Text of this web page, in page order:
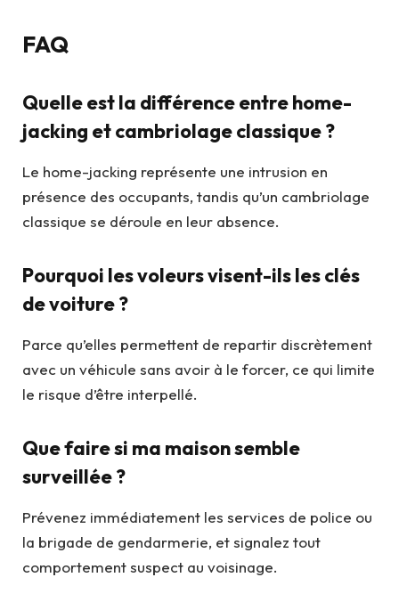
FAQ
Quelle est la différence entre home-
jacking et cambriolage classique ?
Le home-jacking représente une intrusion en
présence des occupants, tandis qu’un cambriolage
classique se déroule en leur absence.
Pourquoi les voleurs visent-ils les clés
de voiture ?
Parce qu’elles permettent de repartir discrètement
avec un véhicule sans avoir à le forcer, ce qui limite
le risque d’être interpellé.
Que faire si ma maison semble
surveillée ?
Prévenez immédiatement les services de police ou
la brigade de gendarmerie, et signalez tout
comportement suspect au voisinage.